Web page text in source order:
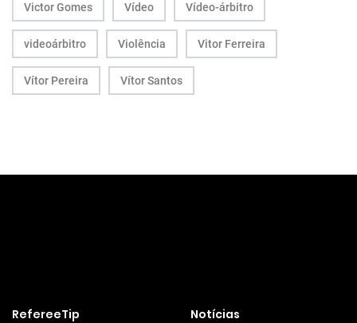
Victor Gomes Vídeo Vídeo-árbitro
videoárbitro Violência Vitor Ferreira
Vítor Pereira Vítor Santos
RefereeTip Notícias